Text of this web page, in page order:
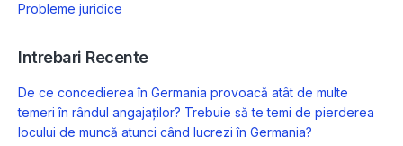
Probleme juridice
Intrebari Recente
De ce concedierea în Germania provoacă atât de multe
temeri în rândul angajaților? Trebuie să te temi de pierderea
locului de muncă atunci când lucrezi în Germania?